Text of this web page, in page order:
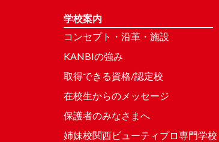
学校案内
コンセプト・沿革・施設
KANBIの強み
取得できる資格/認定校
在校生からのメッセージ
保護者のみなさまへ
姉妹校関西ビューティプロ専門学校